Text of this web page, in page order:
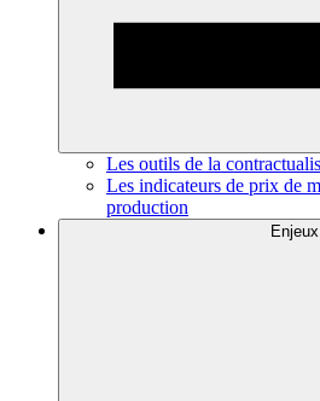
Les outils de la
Les indicateurs de prix de
production
Enjeux